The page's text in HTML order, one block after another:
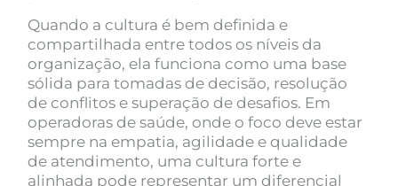
Quando a cultura é bem definida e
compartilhada entre todos os níveis da
organização, ela funciona como uma base
sólida para tomadas de decisão, resolução
de conflitos e superação de desafios. Em
operadoras de saúde, onde o foco deve estar
sempre na empatia, agilidade e qualidade
de atendimento, uma cultura forte e
alinhada pode representar um diferencial